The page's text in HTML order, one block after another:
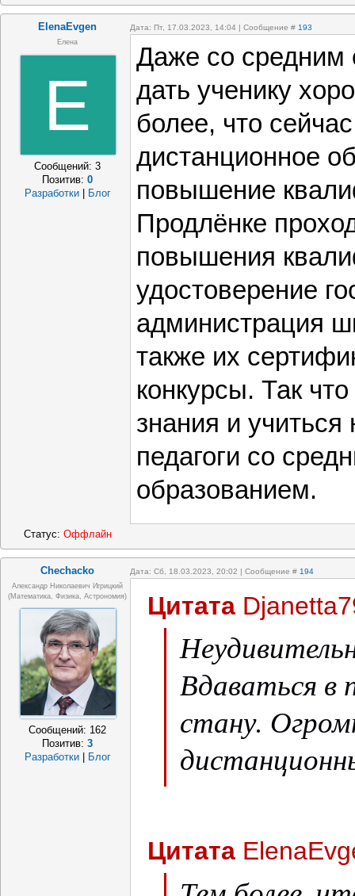
ElenaEvgen Дата: Пт, 17.03.2023, 14:04 | Сообщение # 193
Елена
E
Сообщений:3
Позитив:0
Разработки
Блог
Даже со средним
дать ученику
более, что
дистанционное
повышение
Продлёнке
повышения
удостоверение
администрация
также их
конкурсы. Так
знания и учиться
педагоги со
образованием.
Статус: Оффлайн
Chechacko Дата: Сб, 18.03.2023, 20:02 | Сообщение # 194
Александр Николаевич Игрицкий
(Математика, Физика, Астрономия)
Сообщений: 162
Позитив:3
Разработки
Блог
Цитата
Вдаваться в
стану.
кадров
Цитата